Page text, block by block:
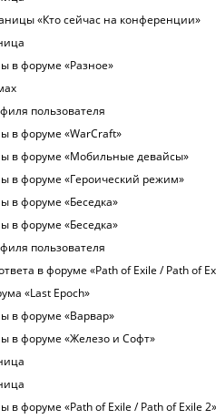
«Кто сейчас на конференции»
в форуме «Разное»
пользователя
в форуме «WarСraft»
в форуме «Мобильные девайсы»
в форуме «Героический режим»
в форуме «Беседка»
в форуме «Беседка»
пользователя
в форуме «Path of Exile / Path of
«Last Epoch»
в форуме «Варвар»
в форуме «Железо и Софт»
в форуме «Path of Exile / Path of Exile 2»